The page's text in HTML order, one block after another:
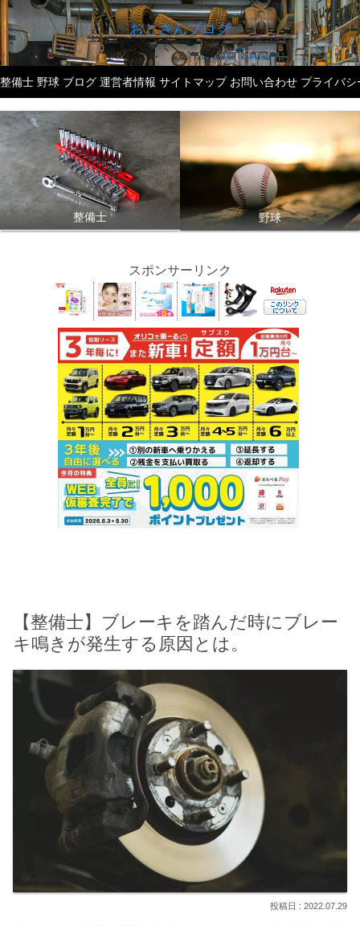
おとさんブログ
整備士 野球 ブログ 運営者情報 サイトマップ お問い合わせ プライバ
整備士 野球
スポンサーリンク
【整備士】ブレーキを踏んだ時にブレー
キ鳴きが発生する原因とは。
2022.07.29